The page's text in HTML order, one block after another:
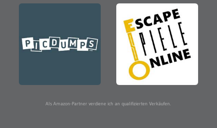
Als Amazon-Partner verdiene ich an qualifizierten Verkäufen.